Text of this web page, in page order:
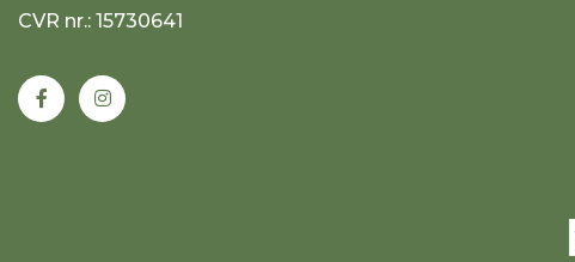
CVR nr.: 15730641